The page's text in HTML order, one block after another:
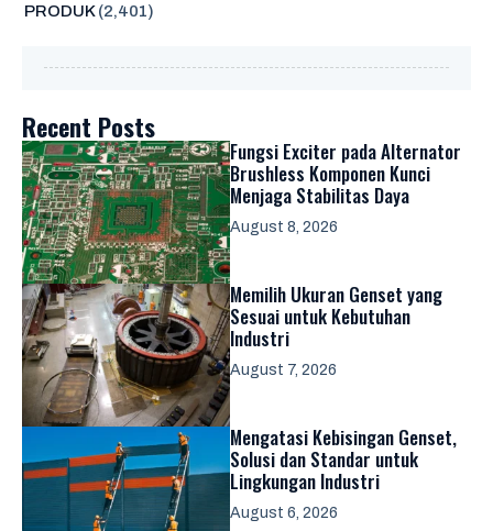
PRODUK(2,401)
Recent Posts
Fungsi Exciter pada Alternator
Brushless Komponen Kunci
Menjaga Stabilitas Daya
August 8, 2026
Memilih Ukuran Genset yang
Sesuai untuk Kebutuhan
Industri
August 7, 2026
Mengatasi Kebisingan Genset,
Solusi dan Standar untuk
Lingkungan Industri
August 6, 2026